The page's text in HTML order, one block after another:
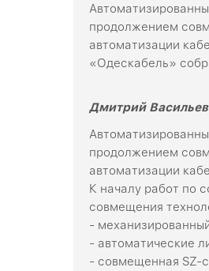
продолжением
автоматизации
«Одескабель»
Дмитрий
продолжением
автоматизации
К началу работ по
совмещения
-
- автоматические
- совмещенная SZ-